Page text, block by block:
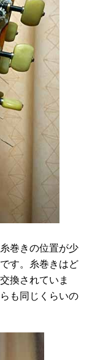
巻きの位置が少
す。糸巻きはど
換されていま
も同じくらいの